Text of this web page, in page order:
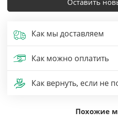
Оставить
Как мы доставляем
Как можно оплатить
Как вернуть, если не
Похожие